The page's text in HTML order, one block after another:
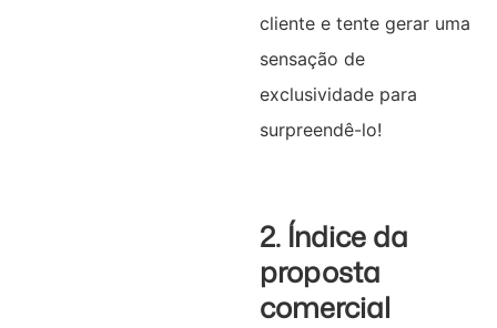
cliente e tente gerar uma
sensação de
exclusividade para
surpreendê-lo!
2. Índice da
proposta
comercial